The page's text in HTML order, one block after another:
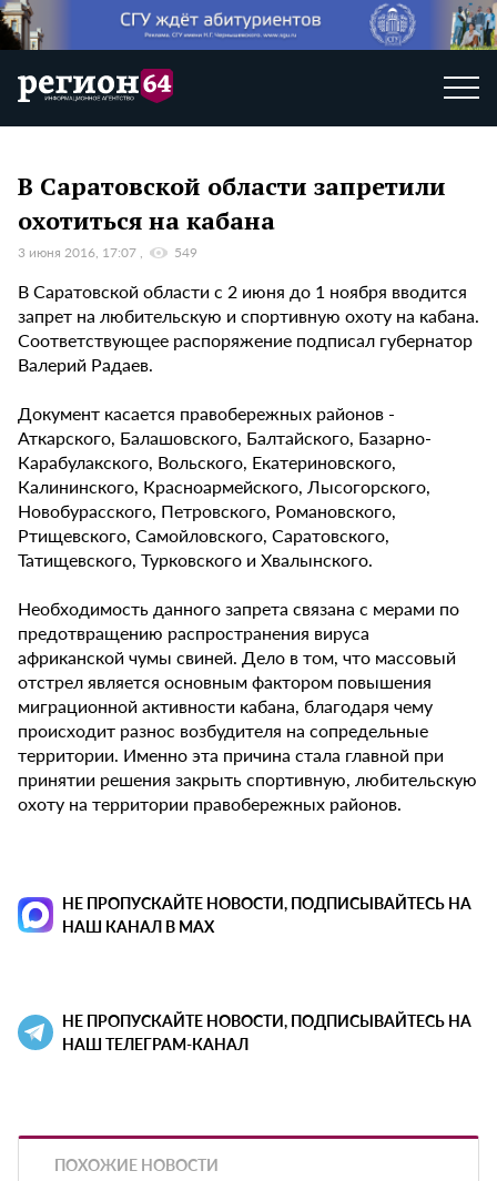
В Саратовской области запретили
охотиться на кабана
3 июня 2016, 17:07 549
В Саратовской области с 2 июня до 1 ноября вводится
запрет на любительскую и спортивную охоту на кабана.
Соответствующее распоряжение подписал губернатор
Валерий Радаев.
Документ касается правобережных районов -
Аткарского, Балашовского, Балтайского, Базарно-
Карабулакского, Вольского, Екатериновского,
Калининского, Красноармейского, Лысогорского,
Новобурасского, Петровского, Романовского,
Ртищевского, Самойловского, Саратовского,
Татищевского, Турковского и Хвалынского.
Необходимость данного запрета связана с мерами по
предотвращению распространения вируса
африканской чумы свиней. Дело в том, что массовый
отстрел является основным фактором повышения
миграционной активности кабана, благодаря чему
происходит разнос возбудителя на сопредельные
территории. Именно эта причина стала главной при
принятии решения закрыть спортивную, любительскую
охоту на территории правобережных районов.
НЕ ПРОПУСКАЙТЕ НОВОСТИ, ПОДПИСЫВАЙТЕСЬ НА
НАШ КАНАЛ В MAX
НЕ ПРОПУСКАЙТЕ НОВОСТИ, ПОДПИСЫВАЙТЕСЬ НА
НАШ ТЕЛЕГРАМ-КАНАЛ
ПОХОЖИЕ НОВОСТИ